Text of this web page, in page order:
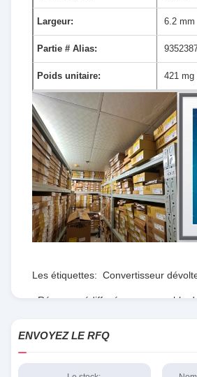
Largeur: 6.2 mm
Partie # Alias:
Poids unitaire: 421 mg
Les étiquettes: Convertisseur
Réseau prédiffusé programmable
ENVOYEZ LE RFQ